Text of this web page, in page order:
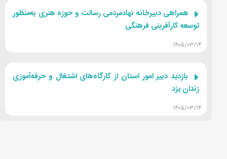
همراهی دبیرخانه نهادمردمی رسالت و حوزه هنری به‌منظور
توسعه کارآفرینی فرهنگی
۱۴۰۵/۰۳/۱۴
بازدید دبیر امور استان از کارگاه‌های اشتغال و حرفه‌آموزی
زندان یزد
۱۴۰۵/۰۳/۱۴